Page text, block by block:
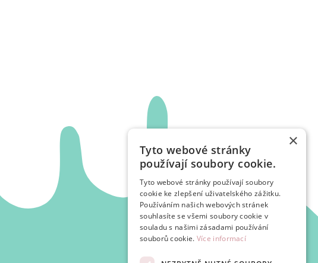
×
Tyto webové stránky
používají soubory cookie.
Tyto webové stránky používají soubory
cookie ke zlepšení uživatelského zážitku.
Používáním našich webových stránek
souhlasíte se všemi soubory cookie v
souladu s našimi zásadami používání
souborů cookie. Více informací